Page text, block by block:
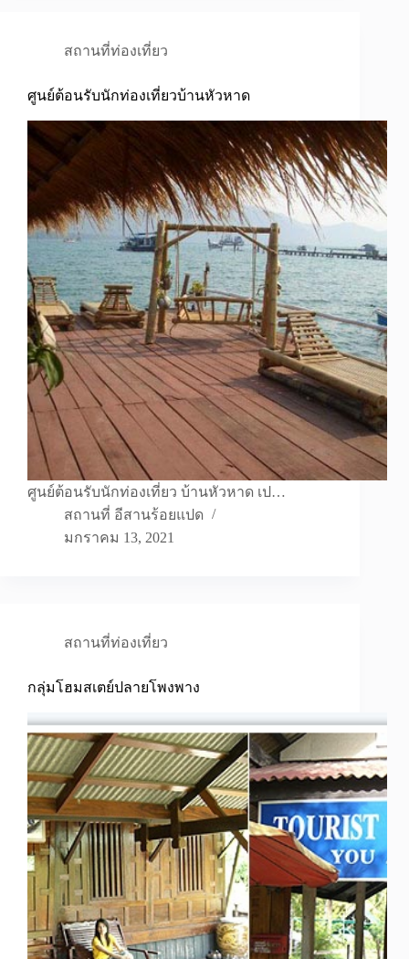
สถานที่ท่องเที่ยว
ศูนย์ต้อนรับนักท่องเที่ยวบ้านหัวหาด
ศูนย์ต้อนรับนักท่องเที่ยว บ้านหัวหาด เป…
สถานที่ อีสานร้อยแปด
มกราคม 13, 2021
สถานที่ท่องเที่ยว
กลุ่มโฮมสเตย์ปลายโพงพาง